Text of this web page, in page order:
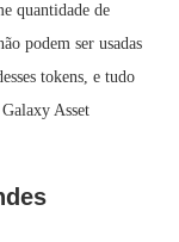
quantidade de
podem ser usadas
tokens, e tudo
Asset